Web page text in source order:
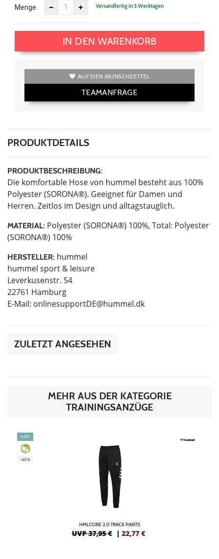
Menge Versandfertig in 5 Werktagen
IN DEN WARENKORB
AUF DEN WUNSCHZETTEL
TEAMANFRAGE
PRODUKTDETAILS
PRODUKTBESCHREIBUNG:
Die komfortable Hose von hummel besteht aus 100%
Polyester (SORONA®). Geeignet für Damen und
Herren. Zeitlos im Design und alltagstauglich.
MATERIAL: Polyester (SORONA®) 100%, Total: Polyester
(SORONA®) 100%
HERSTELLER: hummel
hummel sport & leisure
Leverkusenstr. 54
22761 Hamburg
E-Mail: onlinesupportDE@hummel.dk
ZULETZT ANGESEHEN
MEHR AUS DER KATEGORIE
TRAININGSANZÜGE
NEW
GREEN
-40%
HMLCORE 2.0 TRACK PANTS
UVP 37,95 € | 22,77 €